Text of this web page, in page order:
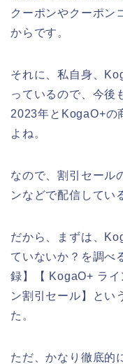
クーポンやクーポン
からです。
それに、私自身、
っているので、今後
2023年とKogaO+の
よね。
なので、割引セール
ンなどで配信してい
だから、まずは、
ていないか？を調べ
録】【 KogaO+ ラ
ン割引セール】とい
た。
ただ、かなり徹底的